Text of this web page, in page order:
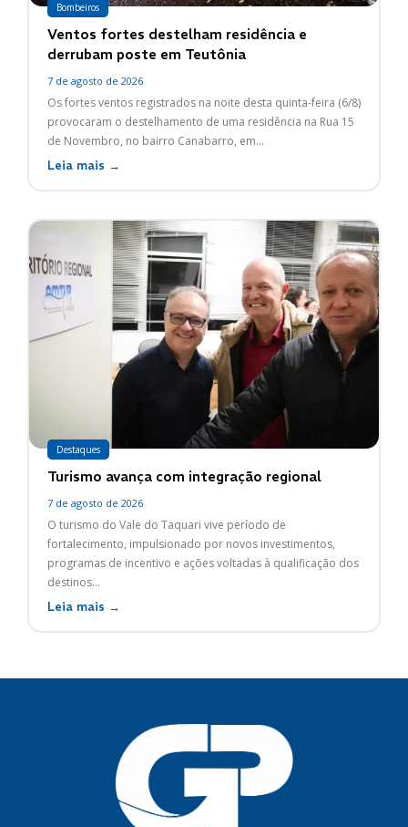
Bombeiros
Ventos fortes destelham residência e
derrubam poste em Teutônia
7 de agosto de 2026
Os fortes ventos registrados na noite desta quinta-feira (6/8)
provocaram o destelhamento de uma residência na Rua 15
de Novembro, no bairro Canabarro, em...
Leia mais →
Destaques
Turismo avança com integração regional
7 de agosto de 2026
O turismo do Vale do Taquari vive período de
fortalecimento, impulsionado por novos investimentos,
programas de incentivo e ações voltadas à qualificação dos
destinos...
Leia mais →